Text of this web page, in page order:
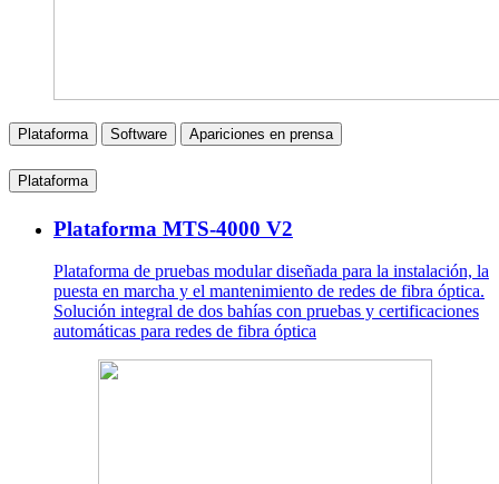
Plataforma Software Apariciones en prensa
Plataforma
Plataforma MTS-4000 V2
Plataforma de pruebas modular diseñada para la instalación, la
puesta en marcha y el mantenimiento de redes de fibra óptica.
Solución integral de dos bahías con pruebas y certificaciones
automáticas para redes de fibra óptica